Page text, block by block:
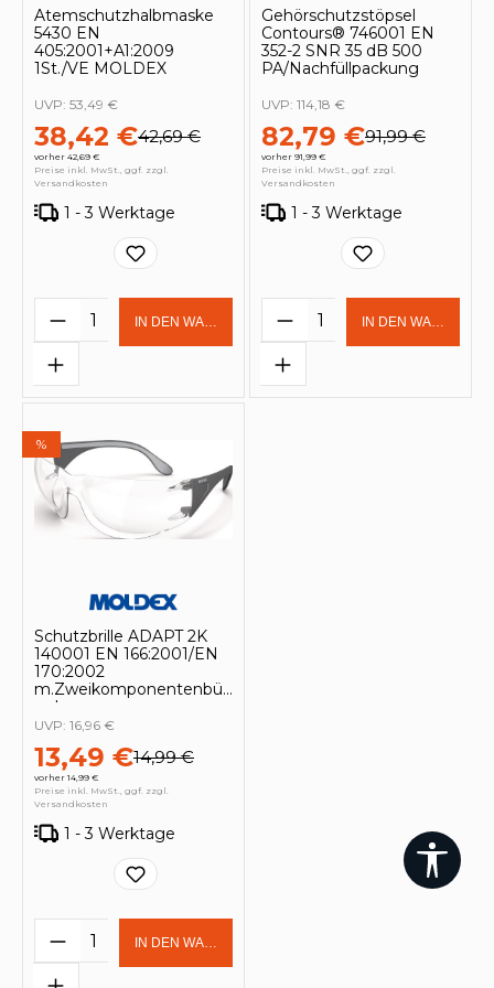
Atemschutzhalbmaske
5430 EN
405:2001+A1:2009
1St./VE MOLDEX
38,42 €42,69 €
vorher 42,69 €
UVP: 53,49 €
Preise inkl. MwSt., ggf. zzgl.
Versandkosten
1 - 3 Werktage
Produkt Anzahl: Gib den
IN DEN WARENKORB
Gehörschutzstöpsel
Contours® 746001 EN
352-2 SNR 35 dB 500
PA/Nachfüllpackung
82,79 €91,99 €
vorher 91,99 €
UVP: 114,18 €
Preise inkl. MwSt., ggf. zzgl.
Versandkosten
1 - 3 Werktage
Produkt Anzahl:
IN DEN
%
Schutzbrille ADAPT 2K
140001 EN 166:2001/EN
170:2002
m.Zweikomponentenbü
geln
13,49 €14,99 €
vorher 14,99 €
UVP: 16,96 €
Preise inkl. MwSt., ggf. zzgl.
Versandkosten
1 - 3 Werktage
Produkt Anzahl: Gib den
IN DEN WARENKORB